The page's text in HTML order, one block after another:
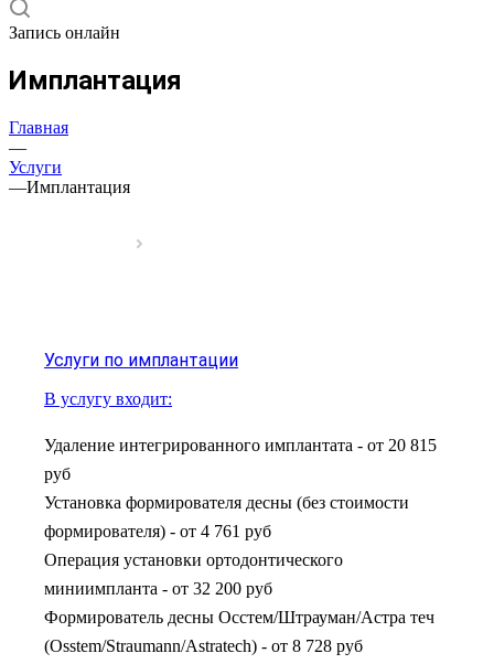
Запись онлайн
Имплантация
Главная
—
Услуги
—Имплантация
Услуги по имплантации
В услугу входит:
Удаление интегрированного имплантата - от 20 815
руб
Установка формирователя десны (без стоимости
формирователя) - от 4 761 руб
Операция установки ортодонтического
миниимпланта - от 32 200 руб
Формирователь десны Осстем/Штрауман/Астра теч
(Osstem/Straumann/Astratech) - от 8 728 руб